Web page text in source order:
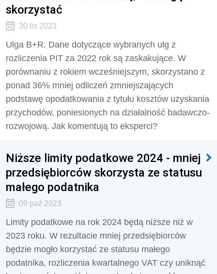
skorzystać
30 lis 2023
Ulga B+R. Dane dotyczące wybranych ulg z
rozliczenia PIT za 2022 rok są zaskakujące. W
porównaniu z rokiem wcześniejszym, skorzystano z
ponad 36% mniej odliczeń zmniejszających
podstawę opodatkowania z tytułu kosztów uzyskania
przychodów, poniesionych na działalność badawczo-
rozwojową. Jak komentują to eksperci?
Niższe limity podatkowe 2024 - mniej
przedsiębiorców skorzysta ze statusu
małego podatnika
09 paź 2023
Limity podatkowe na rok 2024 będą niższe niż w
2023 roku. W rezultacie mniej przedsiębiorców
będzie mogło korzystać ze statusu małego
podatnika, rozliczenia kwartalnego VAT czy uniknąć